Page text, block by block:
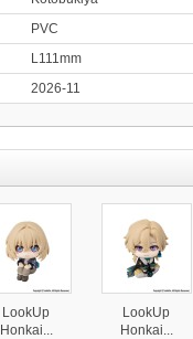
PVC
L111mm
2026-11
LookUp
Honkai...
LookUp
Honkai...